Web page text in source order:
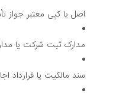
اصل یا کپی معتبر
مدارک ثبت شرکت یا
سند مالکیت یا قرارداد